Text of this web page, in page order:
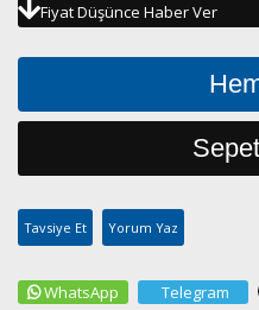
Fiyat Düşünce Haber Ver
Tavsiye Et Yorum Yaz
WhatsApp Telegram